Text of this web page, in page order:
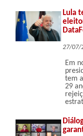
Lula
27/07/
Em
tem
29